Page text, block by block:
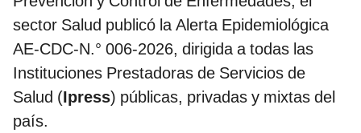
sector Salud publicó la Alerta Epidemiológica
AE-CDC-N.° 006-2026, dirigida a todas las
Instituciones Prestadoras de Servicios de
Salud (Ipress) públicas, privadas y mixtas del
país.